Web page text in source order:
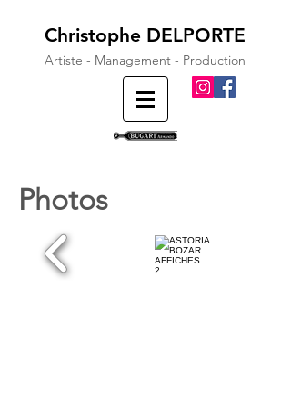
Christophe DELPORTE
Artiste - Management - Production
Photos